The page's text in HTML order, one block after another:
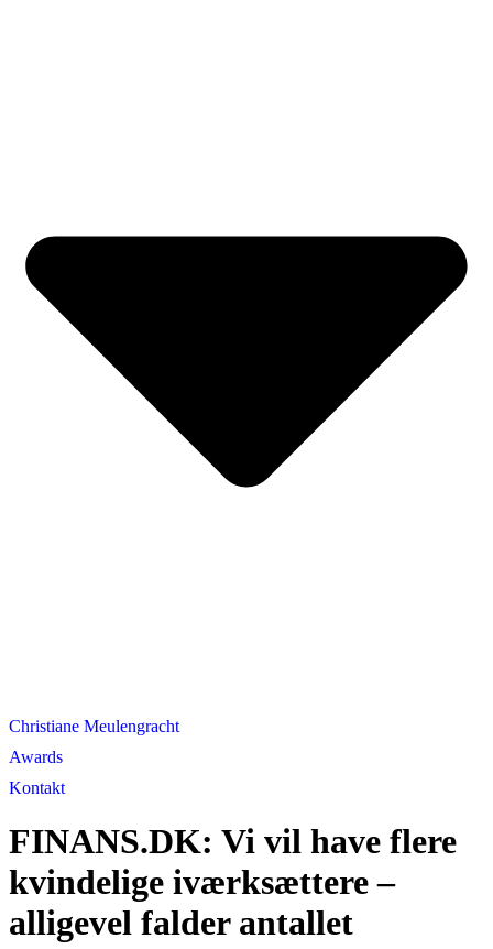
Christiane Meulengracht
Awards
Kontakt
FINANS.DK: Vi vil have flere
kvindelige iværksættere –
alligevel falder antallet